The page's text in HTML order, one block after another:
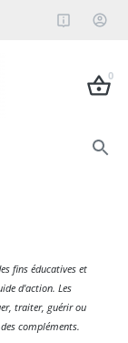
0
fins éducatives et
d'action. Les
traiter, guérir ou
compléments.